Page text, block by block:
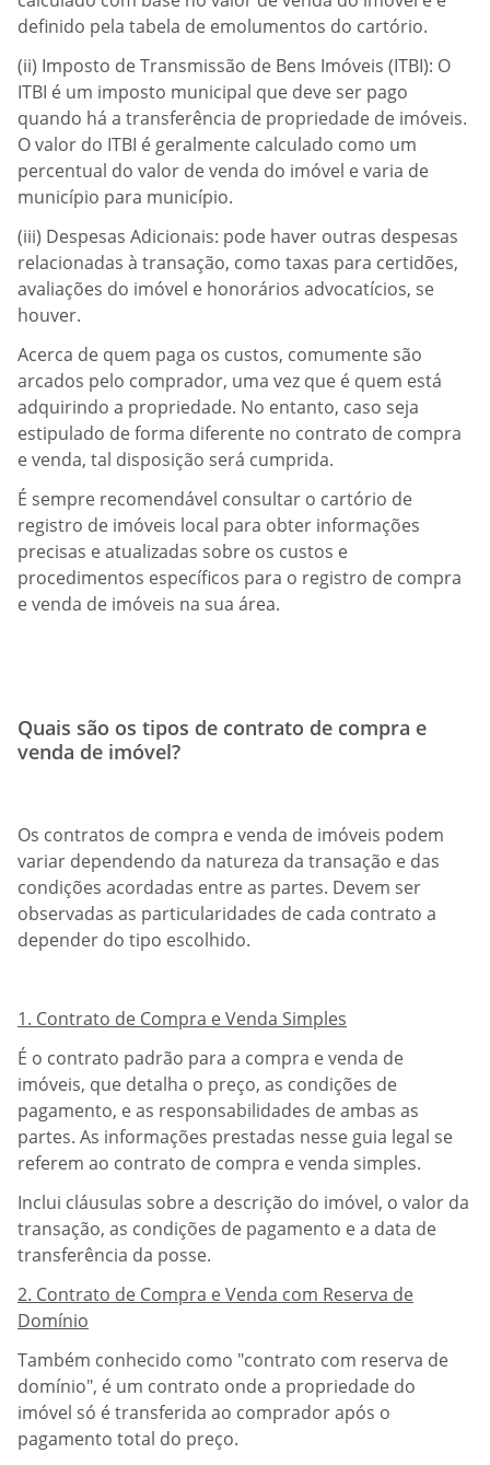
definido pela tabela de emolumentos do cartório.
(ii) Imposto de Transmissão de Bens Imóveis (ITBI): O
ITBI é um imposto municipal que deve ser pago
quando há a transferência de propriedade de imóveis.
O valor do ITBI é geralmente calculado como um
percentual do valor de venda do imóvel e varia de
município para município.
(iii) Despesas Adicionais: pode haver outras despesas
relacionadas à transação, como taxas para certidões,
avaliações do imóvel e honorários advocatícios, se
houver.
Acerca de quem paga os custos, comumente são
arcados pelo comprador, uma vez que é quem está
adquirindo a propriedade. No entanto, caso seja
estipulado de forma diferente no contrato de compra
e venda, tal disposição será cumprida.
É sempre recomendável consultar o cartório de
registro de imóveis local para obter informações
precisas e atualizadas sobre os custos e
procedimentos específicos para o registro de compra
e venda de imóveis na sua área.
Quais são os tipos de contrato de compra e
venda de imóvel?
Os contratos de compra e venda de imóveis podem
variar dependendo da natureza da transação e das
condições acordadas entre as partes. Devem ser
observadas as particularidades de cada contrato a
depender do tipo escolhido.
1. Contrato de Compra e Venda Simples
É o contrato padrão para a compra e venda de
imóveis, que detalha o preço, as condições de
pagamento, e as responsabilidades de ambas as
partes. As informações prestadas nesse guia legal se
referem ao contrato de compra e venda simples.
Inclui cláusulas sobre a descrição do imóvel, o valor da
transação, as condições de pagamento e a data de
transferência da posse.
2. Contrato de Compra e Venda com Reserva de
Domínio
Também conhecido como "contrato com reserva de
domínio", é um contrato onde a propriedade do
imóvel só é transferida ao comprador após o
pagamento total do preço.